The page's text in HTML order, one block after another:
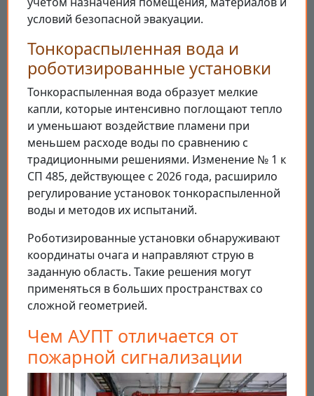
условий безопасной эвакуации.
Тонкораспыленная вода и
роботизированные установки
Тонкораспыленная вода образует мелкие
капли, которые интенсивно поглощают тепло
и уменьшают воздействие пламени при
меньшем расходе воды по сравнению с
традиционными решениями. Изменение № 1 к
СП 485, действующее с 2026 года, расширило
регулирование установок тонкораспыленной
воды и методов их испытаний.
Роботизированные установки обнаруживают
координаты очага и направляют струю в
заданную область. Такие решения могут
применяться в больших пространствах со
сложной геометрией.
Чем АУПТ отличается от
пожарной сигнализации